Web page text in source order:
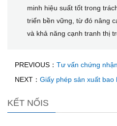
minh hiệu suất tốt trong
triển bền vững, từ đó nâng
và khả năng cạnh tranh thị
PREVIOUS： Tư vấn chứng
NEXT： Giấy phép sản xuất bao
KẾT NỐIS